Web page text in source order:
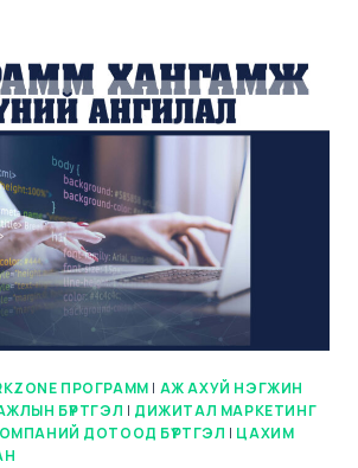
ПРОГРАММ | АЖ АХУЙ НЭГЖИН
БҮРТГЭЛ | ДИЖИТАЛ МАРКЕТИНГ
ДОТООД БҮРТГЭЛ | ЦАХИМ